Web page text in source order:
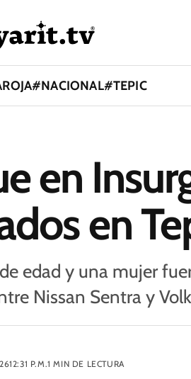
#NACIONAL#TEPIC
en
en
edad y una mujer
Nissan Sentra y
12:31 P.M.1 MIN DE LECTURA